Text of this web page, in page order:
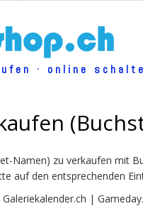
· online
Namen) zu verkaufen mit
auf den entsprechenden
Galeriekalender.ch |